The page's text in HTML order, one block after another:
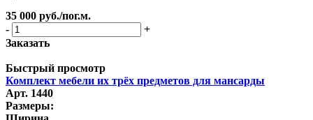
35 000 руб./пог.м.
-
+
Заказать
Быстрый просмотр
Комплект мебели их трёх предметов для мансарды
Арт. 1440
Размеры: